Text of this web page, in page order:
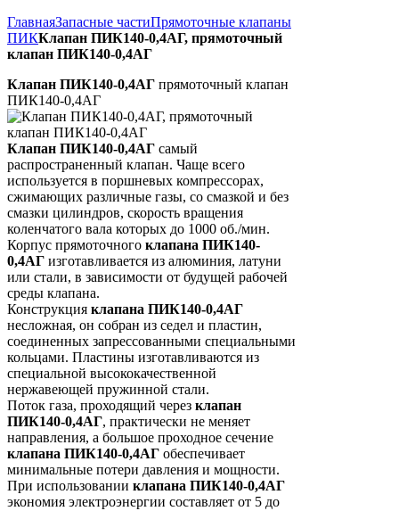
ГлавнаяЗапасные частиПрямоточные клапаны
ПИККлапан ПИК140-0,4АГ, прямоточный
клапан ПИК140-0,4АГ
Клапан ПИК140-0,4АГ прямоточный клапан
ПИК140-0,4АГ
Клапан ПИК140-0,4АГ самый
распространенный клапан. Чаще всего
используется в поршневых компрессорах,
сжимающих различные газы, со смазкой и без
смазки цилиндров, скорость вращения
коленчатого вала которых до 1000 об./мин.
Корпус прямоточного клапана ПИК140-
0,4АГ изготавливается из алюминия, латуни
или стали, в зависимости от будущей рабочей
среды клапана.
Конструкция клапана ПИК140-0,4АГ
несложная, он собран из седел и пластин,
соединенных запрессованными специальными
кольцами. Пластины изготавливаются из
специальной высококачественной
нержавеющей пружинной стали.
Поток газа, проходящий через клапан
ПИК140-0,4АГ, практически не меняет
направления, а большое проходное сечение
клапана ПИК140-0,4АГ обеспечивает
минимальные потери давления и мощности.
При использовании клапана ПИК140-0,4АГ
экономия электроэнергии составляет от 5 до